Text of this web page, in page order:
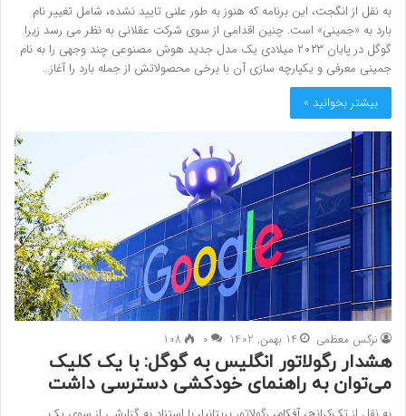
به نقل از انگجت، این برنامه که هنوز به طور علنی تایید نشده، شامل تغییر نام
بارد به «جمینی» است. چنین اقدامی از سوی شرکت عقلانی به نظر می رسد زیرا
گوگل در پایان ۲۰۲۳ میلادی یک مدل جدید هوش مصنوعی چند وجهی را به نام
جمینی معرفی و یکپارچه سازی آن با برخی محصولاتش از جمله بارد را آغاز…
بیشتر بخوانید »
نرگس معظمی 14 بهمن, 1402 0
108
هشدار رگولاتور انگلیس به گوگل: با یک کلیک
می‌توان به راهنمای خودکشی دسترسی داشت